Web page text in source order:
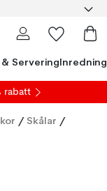
ServeringInredning
rabatt
/ Skålar /